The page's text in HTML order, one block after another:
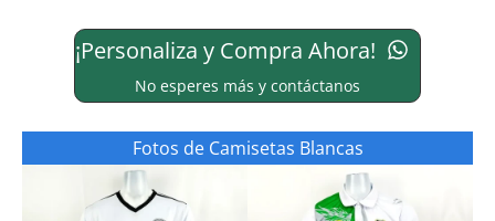
¡Personaliza y Compra Ahora!
No esperes más y contáctanos
Fotos de Camisetas Blancas